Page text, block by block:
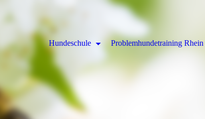
Hundeschule Problemhundetraining